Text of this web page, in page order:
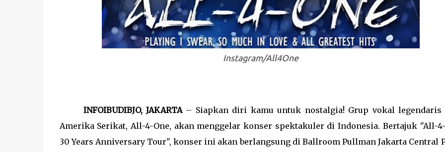
Instagram/All4One
INFOIBUDIBJO, JAKARTA– Siapkan diri kamu untuk nostalgia! Grup vokal legendaris
Amerika Serikat, All-4-One, akan menggelar konser spektakuler di Indonesia. Bertajuk "All-
30 Years Anniversary Tour", konser ini akan berlangsung di Ballroom Pullman Jakarta Central